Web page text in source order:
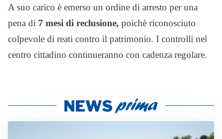
A suo carico è emerso un ordine di arresto per una
pena di 7 mesi di reclusione, poichè riconosciuto
colpevole di reati contro il patrimonio. I controlli nel
centro cittadino continueranno con cadenza regolare.